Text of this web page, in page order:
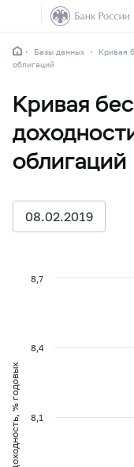
Базы данных
Кривая
облигаций
Кривая
облигаций
08.02.2019
Доходность, % годовых 8,1
8,4
8,7